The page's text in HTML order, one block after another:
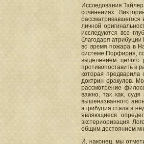
Исследования
сочинениях
рассматривавшегося
личной
исследуются все
благодаря
во время пожара в
системе Порфирия,
выделением целого
противопоставить в
которая
доктрин оракулов.
рассмотрение
важно, так как,
вышеназванного
атрибуция стала в
являющиеся
экстериоризация
общим достоянием
И, наконец, мы